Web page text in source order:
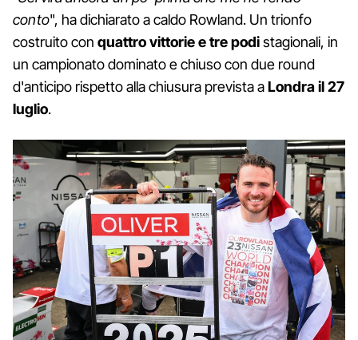
conto", ha dichiarato a caldo Rowland. Un trionfo
costruito con quattro vittorie e tre podistagionali, in
un campionato dominato e chiuso con due round
d'anticipo rispetto alla chiusura prevista aLondra il 27
luglio.